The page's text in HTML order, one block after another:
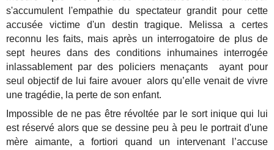
s'accumulent l'empathie du spectateur grandit pour cette
accusée victime d'un destin tragique. Melissa a certes
reconnu les faits, mais après un interrogatoire de plus de
sept heures dans des conditions inhumaines interrogée
inlassablement par des policiers menaçants ayant pour
seul objectif de lui faire avouer alors qu’elle venait de vivre
une tragédie, la perte de son enfant.
Impossible de ne pas être révoltée par le sort inique qui lui
est réservé alors que se dessine peu à peu le portrait d'une
mère aimante, a fortiori quand un intervenant l’accuse